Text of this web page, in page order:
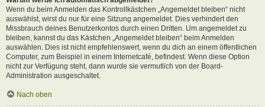
Wenn du beim Anmelden das Kontrollkästchen „Angemeldet bleiben“ nicht
auswählst, wirst du nur für eine Sitzung angemeldet. Dies verhindert den
Missbrauch deines Benutzerkontos durch einen Dritten. Um angemeldet zu
bleiben, kannst du das Kästchen „Angemeldet bleiben“ beim Anmelden
auswählen. Dies ist nicht empfehlenswert, wenn du dich an einem öffentlichen
Computer, zum Beispiel in einem Internetcafé, befindest. Wenn diese Option
nicht zur Verfügung steht, dann wurde sie vermutlich von der Board-
Administration ausgeschaltet.
Nach oben